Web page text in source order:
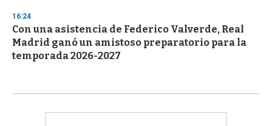
16:24
Con una asistencia de Federico Valverde, Real
Madrid ganó un amistoso preparatorio para la
temporada 2026-2027